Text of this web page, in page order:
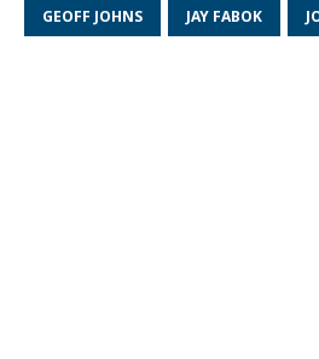
GEOFF JOHNS JAY FABOK